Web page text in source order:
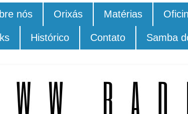
nós Orixás Matérias
Histórico Contato Samba